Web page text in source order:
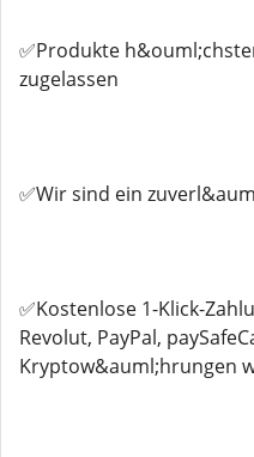
✅Produkte
zugelassen
✅Wir sind ein
✅Kostenlose 1-Klick-
Revolut, PayPal,
Kryptow&auml;hrungen